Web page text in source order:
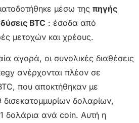
μέσω της πηγής
BTC : έσοδα από
μετοχών και χρέους.
αγορά, οι συνολικές διαθέσεις
ανέρχονται πλέον σε
που αποκτήθηκαν με
δισεκατομμυρίων δολαρίων,
δολάρια ανά coin. Αυτή η